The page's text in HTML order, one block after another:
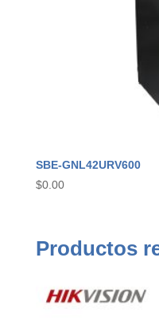
SBE-GNL42URV600
$0.00
Productos